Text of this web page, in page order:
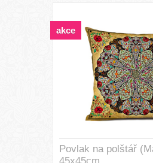
Povlak na polštář
akce